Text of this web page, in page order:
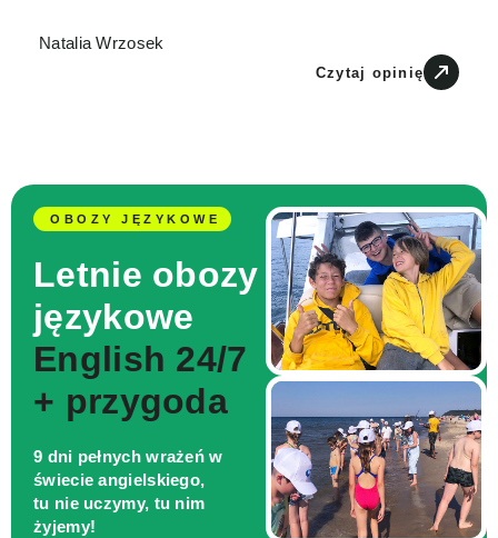
Natalia Wrzosek
Czytaj opinię
OBOZY JĘZYKOWE
Letnie obozy
językowe
English 24/7
+ przygoda
9 dni pełnych wrażeń w
świecie angielskiego,
tu nie uczymy, tu nim
żyjemy!